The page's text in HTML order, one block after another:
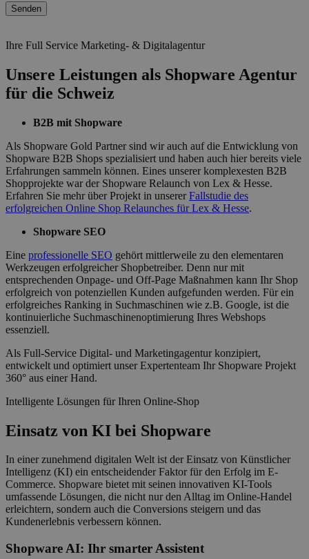
Ihre Full Service Marketing- & Digitalagentur
Unsere Leistungen als Shopware Agentur
für die Schweiz
B2B mit Shopware
Als Shopware Gold Partner sind wir auch auf die Entwicklung von
Shopware B2B Shops spezialisiert und haben auch hier bereits viele
Erfahrungen sammeln können. Eines unserer komplexesten B2B
Shopprojekte war der Shopware Relaunch von Lex & Hesse.
Erfahren Sie mehr über Projekt in unsererFallstudie des
erfolgreichen Online Shop Relaunches für Lex & Hesse.
Shopware SEO
Eine professionelle SEO gehört mittlerweile zu den elementaren
Werkzeugen erfolgreicher Shopbetreiber. Denn nur mit
entsprechenden Onpage- und Off-Page Maßnahmen kann Ihr Shop
erfolgreich von potenziellen Kunden aufgefunden werden. Für ein
erfolgreiches Ranking in Suchmaschinen wie z.B. Google, ist die
kontinuierliche Suchmaschinenoptimierung Ihres Webshops
essenziell.
Als Full-Service Digital- und Marketingagentur konzipiert,
entwickelt und optimiert unser Expertenteam Ihr Shopware Projekt
360° aus einer Hand.
Intelligente Lösungen für Ihren Online-Shop
Einsatz von KI bei Shopware
In einer zunehmend digitalen Welt ist der Einsatz von Künstlicher
Intelligenz (KI) ein entscheidender Faktor für den Erfolg im E-
Commerce. Shopware bietet mit seinen innovativen KI-Tools
umfassende Lösungen, die nicht nur den Alltag im Online-Handel
erleichtern, sondern auch die Conversions steigern und das
Kundenerlebnis verbessern können.
Shopware AI: Ihr smarter Assistent